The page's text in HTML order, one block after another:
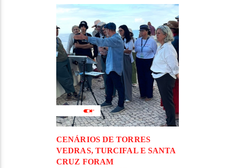
CENÁRIOS DE TORRES
VEDRAS, TURCIFAL E SANTA
CRUZ FORAM